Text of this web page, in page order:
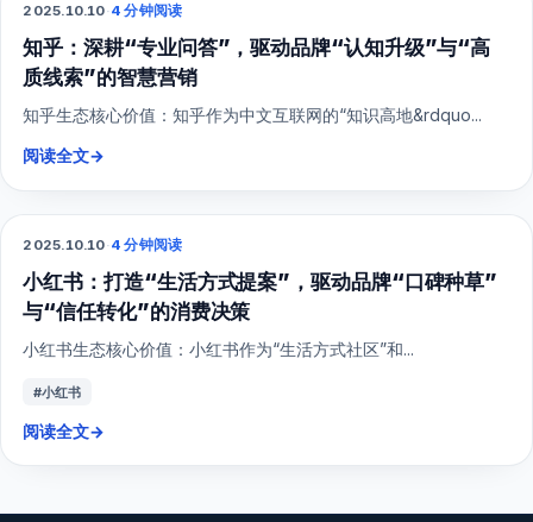
SEO
2025.10.10·4 分钟阅读
知乎：深耕“专业问答”，驱动品牌“认知升级”与“高
质线索”的智慧营销
知乎生态核心价值：知乎作为中文互联网的“知识高地&rdquo...
阅读全文→
小红书
2025.10.10·4 分钟阅读
小红书：打造“生活方式提案”，驱动品牌“口碑种草”
与“信任转化”的消费决策
小红书生态核心价值：小红书作为“生活方式社区”和...
#小红书
阅读全文→